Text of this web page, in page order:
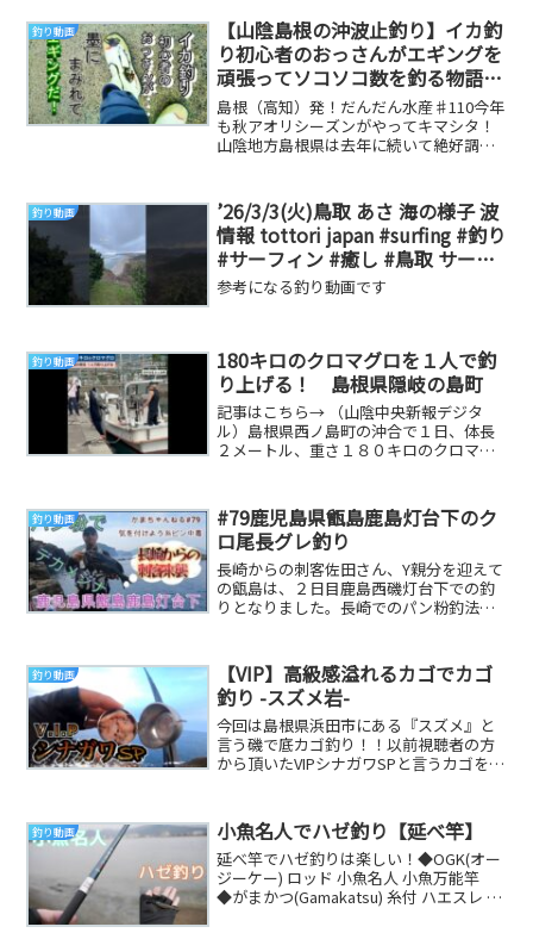
釣り動画
【山陰島根の沖波止釣り】イカ釣
り初心者のおっさんがエギングを
頑張ってソコソコ数を釣る物語
【坂浦】
島根（高知）発！だんだん水産♯110今年
も秋アオリシーズンがやってキマシタ！
山陰地方島根県は去年に続いて絶好調！
釣り動画
’26/3/3(火)鳥取 あさ 海の様子 波
情報 tottori japan #surfing #釣り
#サーフィン #癒し #鳥取 サーフ
ィン
参考になる釣り動画です
釣り動画
180キロのクロマグロを１人で釣
り上げる！ 島根県隠岐の島町
記事はこちら→ （山陰中央新報デジタ
ル）島根県西ノ島町の沖合で１日、体長
２メートル、重さ１８０キロのクロマグ
釣り動画
#79鹿児島県甑島鹿島灯台下のク
ロ尾長グレ釣り
長崎からの刺客佐田さん、Y親分を迎えて
の甑島は、２日目鹿島西磯灯台下での釣
りとなりました。長崎でのパン粉釣法が
釣り動画
【VIP】高級感溢れるカゴでカゴ
釣り -スズメ岩-
今回は島根県浜田市にある『スズメ』と
言う磯で底カゴ釣り！！以前視聴者の方
から頂いたVIPシナガワSPと言うカゴを使
釣り動画 小魚名人でハゼ釣り【延べ竿】
延べ竿でハゼ釣りは楽しい！◆OGK(オー
ジーケー) ロッド 小魚名人 小魚万能竿
◆がまかつ(Gamakatsu) 糸付 ハエスレ 緑